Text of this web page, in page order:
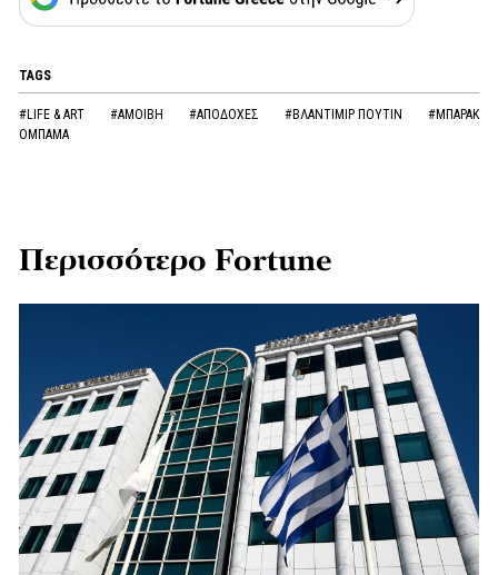
TAGS
#LIFE & ART #ΑΜΟΙΒΗ #ΑΠΟΔΟΧΕΣ #ΒΛΑΝΤΙΜΙΡ ΠΟΥΤΙΝ
#ΜΠΑΡΑΚ
ΟΜΠΑΜΑ
Περισσότερο Fortune